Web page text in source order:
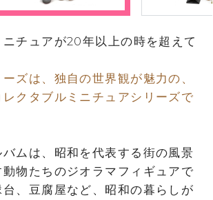
ニチュアが20年以上の時を超えて
ズは、独自の世界観が魅力の、
クタブルミニチュアシリーズで
ムは、昭和を代表する街の風景
動物たちのジオラマフィギュアで
、豆腐屋など、昭和の暮らしが